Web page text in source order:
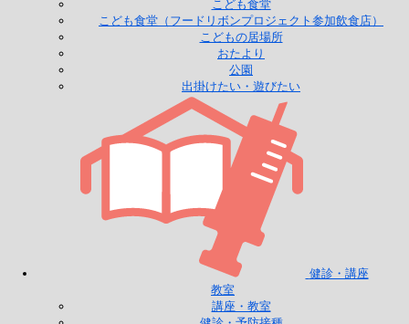
こども食堂
こども食堂（フードリボンプロジェクト参加飲食店）
こどもの居場所
おたより
公園
出掛けたい・遊びたい
健診・講座
教室
講座・教室